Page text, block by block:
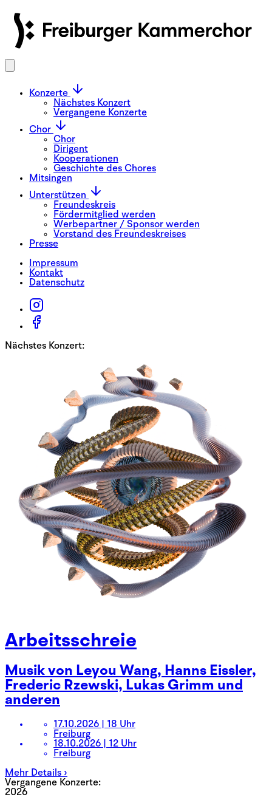
Konzerte
Nächstes Konzert
Vergangene Konzerte
Chor
Chor
Dirigent
Kooperationen
Geschichte des Chores
Mitsingen
Unterstützen
Freundeskreis
Fördermitglied werden
Werbepartner / Sponsor werden
Vorstand des Freundeskreises
Presse
Impressum
Kontakt
Datenschutz
Nächstes Konzert:
Arbeitsschreie
Musik von Leyou Wang, Hanns Eissler,
Frederic Rzewski, Lukas Grimm und
anderen
17.10.2026 | 18 Uhr
Freiburg
18.10.2026 | 12 Uhr
Freiburg
Mehr Details ›
Vergangene Konzerte:
2026